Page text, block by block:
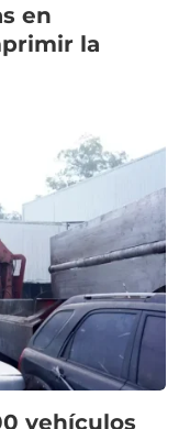
en
la
vehículos